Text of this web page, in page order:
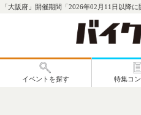
「大阪府」開催期間「2026年02月11日以降